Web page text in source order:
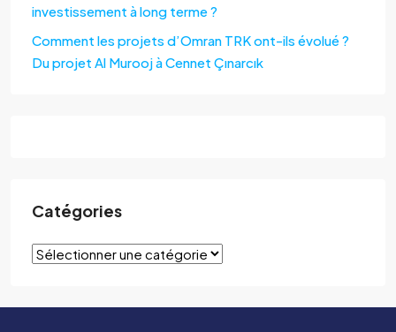
investissement à long terme ?
Comment les projets d’Omran TRK ont-ils évolué ?
Du projet Al Murooj à Cennet Çınarcık
Catégories